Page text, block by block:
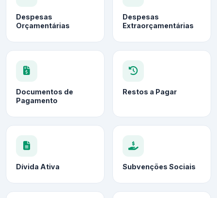
Despesas
Orçamentárias
Despesas
Extraorçamentárias
Documentos de
Pagamento
Restos a Pagar
Dívida Ativa Subvenções Sociais